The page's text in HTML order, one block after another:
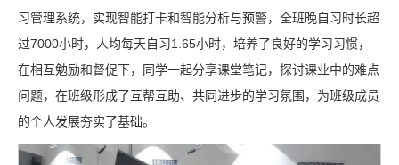
习管理系统，实现智能打卡和智能分析与预警，全班晚自习时长超
过7000小时，人均每天自习1.65小时，培养了良好的学习习惯，
在相互勉励和督促下，同学一起分享课堂笔记，探讨课业中的难点
问题，在班级形成了互帮互助、共同进步的学习氛围，为班级成员
的个人发展夯实了基础。